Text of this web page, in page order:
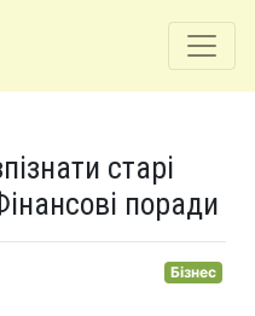
старі
поради
Бізнес